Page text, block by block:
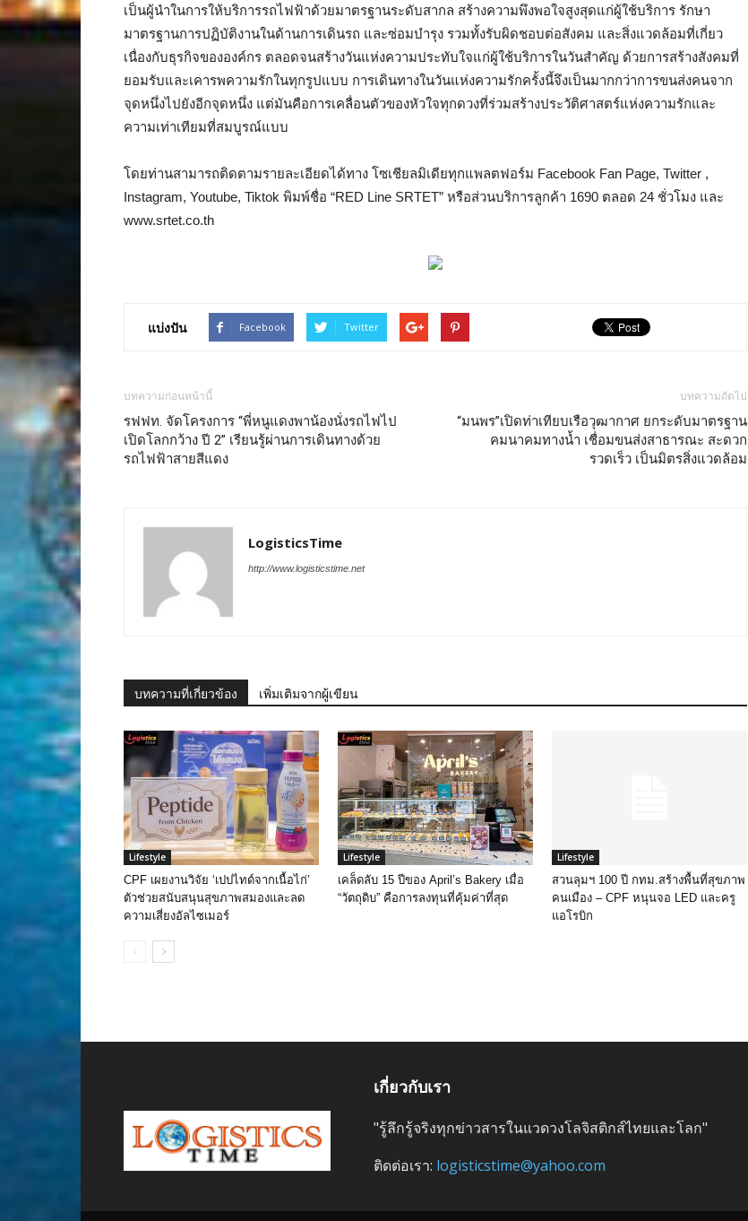
เป็นผู้นำในการให้บริการรถไฟฟ้าด้วยมาตรฐานระดับสากล สร้างความพึงพอใจสูงสุดแก่ผู้ใช้บริการ รักษา
มาตรฐานการปฏิบัติงานในด้านการเดินรถ และซ่อมบำรุง รวมทั้งรับผิดชอบต่อสังคม และสิ่งแวดล้อมที่เกี่ยว
เนื่องกับธุรกิจขององค์กร ตลอดจนสร้างวันแห่งความประทับใจแก่ผู้ใช้บริการในวันสำคัญ ด้วยการสร้างสังคมที่
ยอมรับและเคารพความรักในทุกรูปแบบ การเดินทางในวันแห่งความรักครั้งนี้จึงเป็นมากกว่าการขนส่งคนจาก
จุดหนึ่งไปยังอีกจุดหนึ่ง แต่มันคือการเคลื่อนตัวของหัวใจทุกดวงที่ร่วมสร้างประวัติศาสตร์แห่งความรักและ
ความเท่าเทียมที่สมบูรณ์แบบ
โดยท่านสามารถติดตามรายละเอียดได้ทาง โซเชียลมิเดียทุกแพลตฟอร์ม Facebook Fan Page, Twitter ,
Instagram, Youtube, Tiktok พิมพ์ชื่อ “RED Line SRTET” หรือส่วนบริการลูกค้า 1690 ตลอด 24 ชั่วโมง และ
www.srtet.co.th
แบ่งปัน Facebook Twitter
บทความก่อนหน้านี้
รฟฟท. จัดโครงการ “พี่หนูแดงพาน้องนั่งรถไฟไป
เปิดโลกกว้าง ปี 2” เรียนรู้ผ่านการเดินทางด้วย
รถไฟฟ้าสายสีแดง
บทความถัดไป
“มนพร”เปิดท่าเทียบเรือวุฒากาศ ยกระดับมาตรฐาน
คมนาคมทางน้ำ เชื่อมขนส่งสาธารณะ สะดวก
รวดเร็ว เป็นมิตรสิ่งแวดล้อม
LogisticsTime
http://www.logisticstime.net
บทความที่เกี่ยวข้อง เพิ่มเติมจากผู้เขียน
Lifestyle
CPF เผยงานวิจัย ‘เปปไทด์จากเนื้อไก่’
ตัวช่วยสนับสนุนสุขภาพสมองและลด
ความเสี่ยงอัลไซเมอร์
Lifestyle
เคล็ดลับ 15 ปีของ April’s Bakery เมื่อ
“วัตถุดิบ” คือการลงทุนที่คุ้มค่าที่สุด
Lifestyle
สวนลุมฯ 100 ปี กทม.สร้างพื้นที่สุขภาพ
คนเมือง – CPF หนุนจอ LED และครู
แอโรบิก
เกี่ยวกับเรา
"รู้ลึกรู้จริงทุกข่าวสารในแวดวงโลจิสติกส์ไทยและโลก"
ติดต่อเรา: logisticstime@yahoo.com